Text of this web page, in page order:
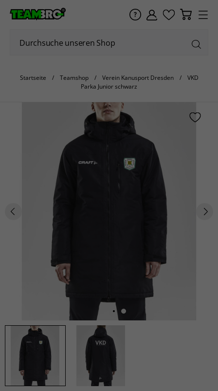
Startseite Teamshop Verein Kanusport Dresden
VKD
Parka Junior schwarz